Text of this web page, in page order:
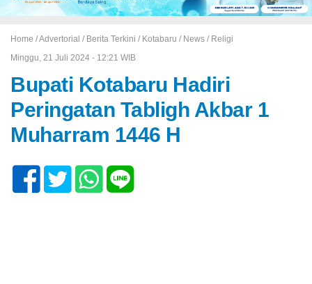
Home /Advertorial / Berita Terkini / Kotabaru / News / Religi
Minggu, 21 Juli 2024 - 12:21 WIB
Bupati Kotabaru Hadiri
Peringatan Tabligh Akbar 1
Muharram 1446 H